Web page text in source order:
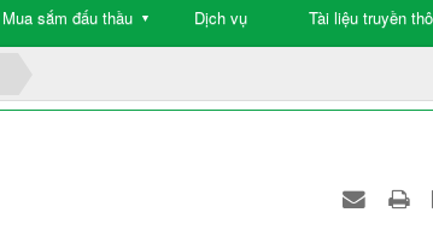
Mua sắm đấu thầu ▼ Dịch vụ Tài liệu truyền